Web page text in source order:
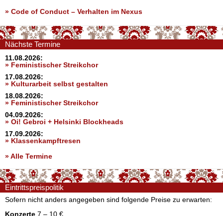
» Code of Conduct – Verhalten im Nexus
Nächste Termine
11.08.2026:
» Feministischer Streikchor
17.08.2026:
» Kulturarbeit selbst gestalten
18.08.2026:
» Feministischer Streikchor
04.09.2026:
» Oi! Gebroi + Helsinki Blockheads
17.09.2026:
» Klassenkampftresen
» Alle Termine
Eintrittspreispolitik
Sofern nicht anders angegeben sind folgende Preise zu erwarten:
Konzerte 7 – 10 €